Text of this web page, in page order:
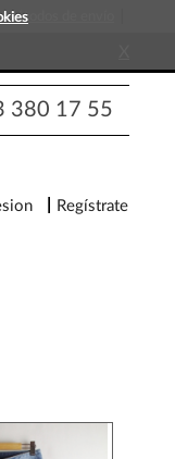
Métodos de envío
380 17 55
Regístrate